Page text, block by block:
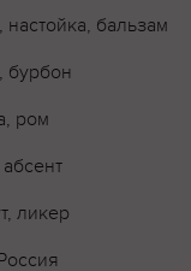
настойка, бальзам
бурбон
ром
ликер